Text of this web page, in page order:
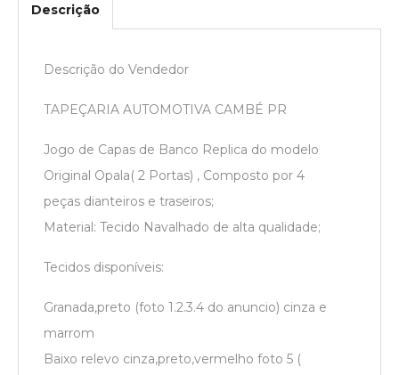
Descrição
Descrição do Vendedor
TAPEÇARIA AUTOMOTIVA CAMBÉ PR
Jogo de Capas de Banco Replica do modelo
Original Opala( 2 Portas) , Composto por 4
peças dianteiros e traseiros;
Material: Tecido Navalhado de alta qualidade;
Tecidos disponíveis:
Granada,preto (foto 1.2.3.4 do anuncio) cinza e
marrom
Baixo relevo cinza,preto,vermelho foto 5 (